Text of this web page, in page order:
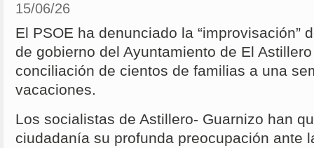
15/06/26
El PSOE ha denunciado la “improvisación”
de gobierno del Ayuntamiento de El
conciliación de cientos de familias a una
vacaciones.
Los socialistas de Astillero- Guarnizo han
ciudadanía su profunda preocupación ante